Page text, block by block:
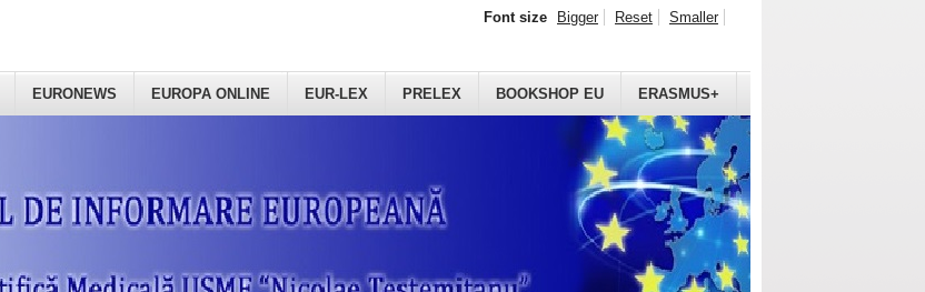
EURONEWS EUROPA ONLINE EUR-LEX PRELEX BOOKSHOP EU ERASMUS+
Font size Bigger Reset Smaller